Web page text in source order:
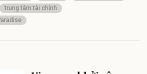
trung tâm tài chính